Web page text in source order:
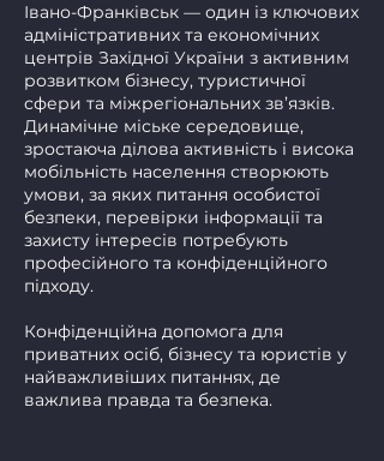
Івано-Франківськ — один із ключових
адміністративних та економічних
центрів Західної України з активним
розвитком бізнесу, туристичної
сфери та міжрегіональних зв’язків.
Динамічне міське середовище,
зростаюча ділова активність і висока
мобільність населення створюють
умови, за яких питання особистої
безпеки, перевірки інформації та
захисту інтересів потребують
професійного та конфіденційного
підходу.
Конфіденційна допомога для
приватних осіб, бізнесу та юристів у
найважливіших питаннях, де
важлива правда та безпека.